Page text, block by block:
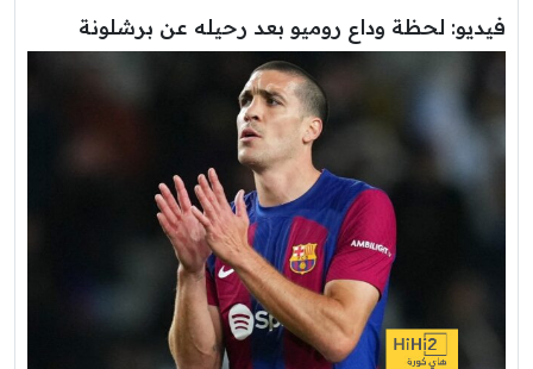
فيديو: لحظة وداع روميو بعد رحيله عن برشلونة